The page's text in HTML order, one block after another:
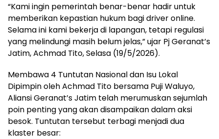
“Kami ingin pemerintah benar-benar hadir untuk
memberikan kepastian hukum bagi driver online.
Selama ini kami bekerja di lapangan, tetapi regulasi
yang melindungi masih belum jelas,” ujar Pj Geranat’s
Jatim, Achmad Tito, Selasa (19/5/2026).
Membawa 4 Tuntutan Nasional dan Isu Lokal
Dipimpin oleh Achmad Tito bersama Puji Waluyo,
Aliansi Geranat’s Jatim telah merumuskan sejumlah
poin penting yang akan disampaikan dalam aksi
besok. Tuntutan tersebut terbagi menjadi dua
klaster besar: